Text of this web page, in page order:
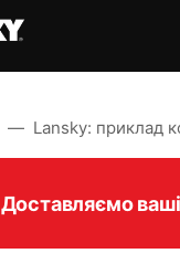
Lansky: приклад
Доставляємо